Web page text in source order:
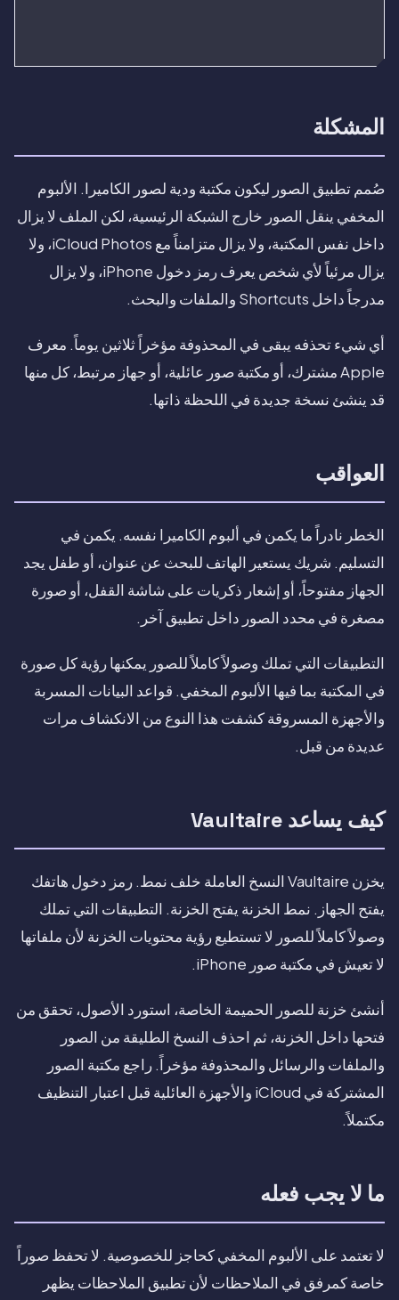
المشكلة
صُمم تطبيق الصور ليكون مكتبة ودية لصور الكاميرا. الألبوم
المخفي ينقل الصور خارج الشبكة الرئيسية، لكن الملف لا يزال
داخل نفس المكتبة، ولا يزال متزامناً مع iCloud Photos، ولا
يزال مرئياً لأي شخص يعرف رمز دخول iPhone، ولا يزال
مدرجاً داخل Shortcuts والملفات والبحث.
أي شيء تحذفه يبقى في المحذوفة مؤخراً ثلاثين يوماً. معرف
Apple مشترك، أو مكتبة صور عائلية، أو جهاز مرتبط، كل منها
قد ينشئ نسخة جديدة في اللحظة ذاتها.
العواقب
الخطر نادراً ما يكمن في ألبوم الكاميرا نفسه. يكمن في
التسليم. شريك يستعير الهاتف للبحث عن عنوان، أو طفل يجد
الجهاز مفتوحاً، أو إشعار ذكريات على شاشة القفل، أو صورة
مصغرة في محدد الصور داخل تطبيق آخر.
التطبيقات التي تملك وصولاً كاملاً للصور يمكنها رؤية كل صورة
في المكتبة بما فيها الألبوم المخفي. قواعد البيانات المسربة
والأجهزة المسروقة كشفت هذا النوع من الانكشاف مرات
عديدة من قبل.
كيف يساعد Vaultaire
يخزن Vaultaire النسخ العاملة خلف نمط. رمز دخول هاتفك
يفتح الجهاز. نمط الخزنة يفتح الخزنة. التطبيقات التي تملك
وصولاً كاملاً للصور لا تستطيع رؤية محتويات الخزنة لأن ملفاتها
لا تعيش في مكتبة صور iPhone.
أنشئ خزنة للصور الحميمة الخاصة، استورد الأصول، تحقق من
فتحها داخل الخزنة، ثم احذف النسخ الطليقة من الصور
والملفات والرسائل والمحذوفة مؤخراً. راجع مكتبة الصور
المشتركة في iCloud والأجهزة العائلية قبل اعتبار التنظيف
مكتملاً.
ما لا يجب فعله
لا تعتمد على الألبوم المخفي كحاجز للخصوصية. لا تحفظ صوراً
خاصة كمرفق في الملاحظات لأن تطبيق الملاحظات يظهر